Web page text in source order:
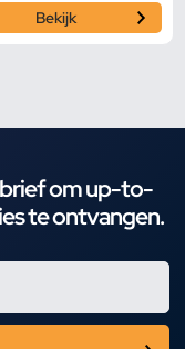
Bekijk
om up-to-
te ontvangen.